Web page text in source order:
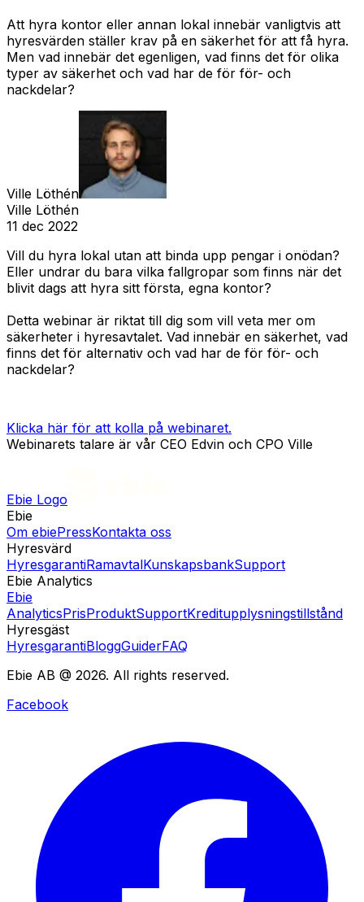
Att hyra kontor eller annan lokal innebär vanligtvis att
hyresvärden ställer krav på en säkerhet för att få hyra.
Men vad innebär det egenligen, vad finns det för olika
typer av säkerhet och vad har de för för- och
nackdelar?
Ville Löthén
Ville Löthén
11 dec 2022
Vill du hyra lokal utan att binda upp pengar i onödan?
Eller undrar du bara vilka fallgropar som finns när det
blivit dags att hyra sitt första, egna kontor?
Detta webinar är riktat till dig som vill veta mer om
säkerheter i hyresavtalet. Vad innebär en säkerhet, vad
finns det för alternativ och vad har de för för- och
nackdelar?
Klicka här för att kolla på webinaret.
Webinarets talare är vår CEO Edvin och CPO Ville
Ebie Logo
Ebie
Om ebiePressKontakta oss
Hyresvärd
HyresgarantiRamavtalKunskapsbankSupport
Ebie Analytics
Ebie
AnalyticsPrisProduktSupportKreditupplysningstillstånd
Hyresgäst
HyresgarantiBloggGuiderFAQ
Ebie AB @ 2026. All rights reserved.
Facebook